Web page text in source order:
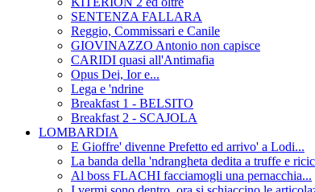
SENTENZA FALLARA
Reggio, Commissari e Canile
GIOVINAZZO Antonio non capisce
CARIDI quasi all'Antimafia
Opus Dei, Ior e...
Lega e 'ndrine
Breakfast 1 - BELSITO
Breakfast 2 - SCAJOLA
LOMBARDIA
E Gioffre' divenne Prefetto ed arrivo' a Lodi...
La banda della 'ndrangheta dedita a truffe e
Al boss FLACHI facciamogli una pernacchia...